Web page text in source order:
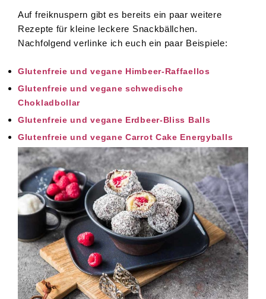
Auf freiknuspern gibt es bereits ein paar weitere
Rezepte für kleine leckere Snackbällchen.
Nachfolgend verlinke ich euch ein paar Beispiele:
Glutenfreie und vegane Himbeer-Raffaellos
Glutenfreie und vegane schwedische
Chokladbollar
Glutenfreie und vegane Erdbeer-Bliss Balls
Glutenfreie und vegane Carrot Cake Energyballs